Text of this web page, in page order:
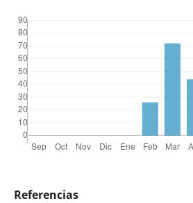
Referencias